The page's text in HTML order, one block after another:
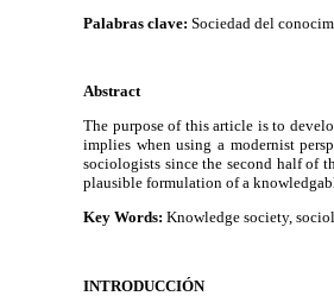
Palabras clave: Sociedad del
Abstract
The purpose of this article is to
implies when using a modernist
sociologists since the second half of
plausible formulation of a
Key Words: Knowledge society,
INTRODUCCIÓN